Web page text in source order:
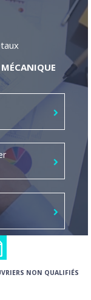
NON QUALIFIÉS